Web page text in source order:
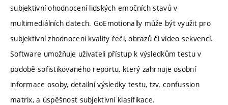
subjektivní ohodnocení lidských emočních stavů v
multimediálních datech. GoEmotionally může být využit pro
subjektivní zhodnocení kvality řeči, obrazů či video sekvencí.
Software umožňuje uživateli přístup k výsledkům testu v
podobě sofistikovaného reportu, který zahrnuje osobní
informace osoby, detailní výsledky testu, tzv. confussion
matrix, a úspěšnost subjektivní klasifikace.